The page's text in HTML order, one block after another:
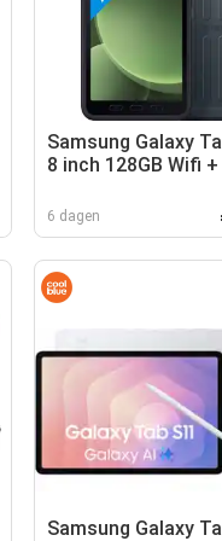
Samsung Galaxy
8 inch 128GB Wifi +
6 dagen
Samsung Galaxy